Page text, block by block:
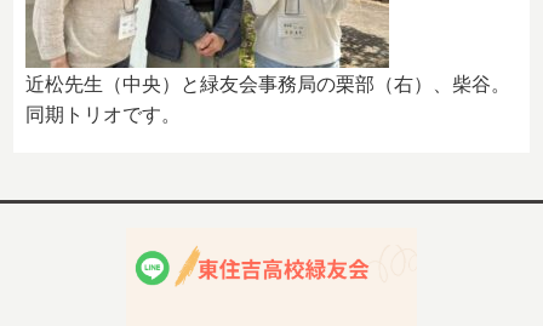
近松先生（中央）と緑友会事務局の栗部（右）、柴谷。
同期トリオです。